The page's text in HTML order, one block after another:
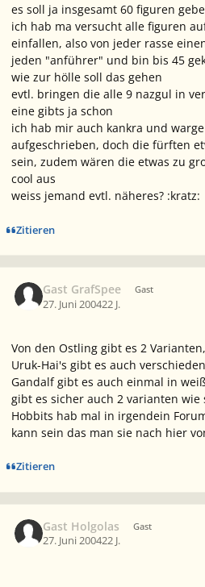
es soll ja insgesamt 60 figuren
ich hab ma versucht alle figuren
einfallen, also von jeder rasse
jeden "anführer" und bin bis 45
wie zur hölle soll das gehen
evtl. bringen die alle 9 nazgul in
eine gibts ja schon
ich hab mir auch kankra und
aufgeschrieben, doch die fürften
sein, zudem wären die etwas zu
cool aus
weiss jemand evtl. näheres? :kratz:
Zitieren
Gast GrafSpee Gast
27. Juni 200422 J.
Von den Ostling gibt es 2
Uruk-Hai's gibt es auch
Gandalf gibt es auch einmal in
gibt es sicher auch 2 varianten wie
Hobbits hab mal in irgendein
kann sein das man sie nach hier
Zitieren
Gast Holgolas Gast
27. Juni 200422 J.